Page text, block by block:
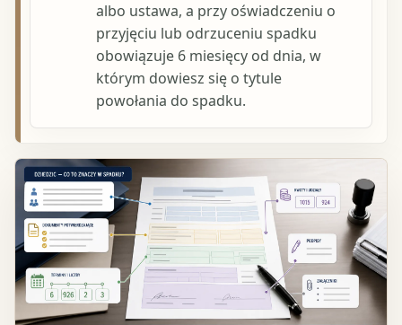
albo ustawa, a przy oświadczeniu o
przyjęciu lub odrzuceniu spadku
obowiązuje 6 miesięcy od dnia, w
którym dowiesz się o tytule
powołania do spadku.